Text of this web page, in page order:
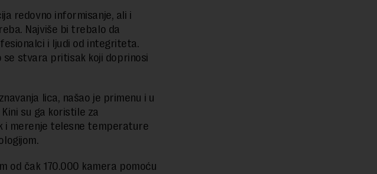
redovno informisanje, ali i
Najviše bi trebalo da
i ljudi od integriteta.
se stvara pritisak koji doprinosi
lica, našao je primenu i u
su ga koristile za
i merenje telesne temperature
od čak 170.000 kamera pomoću